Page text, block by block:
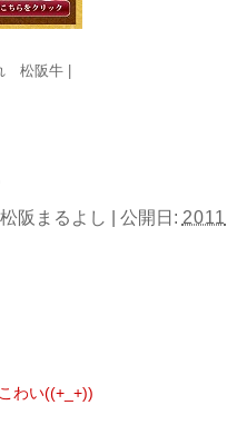
松阪牛 |
阪まるよし 公開日: 2011
わい((+_+))